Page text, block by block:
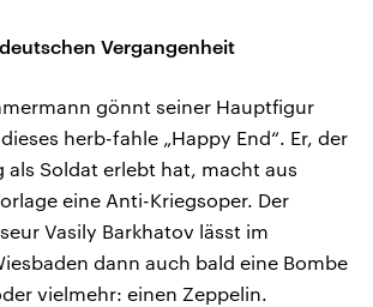
Vergangenheit
gönnt seiner Hauptfigur
herb-fahle „Happy End“. Er, der
als Soldat erlebt hat, macht aus
eine Anti-Kriegsoper. Der
Vasily Barkhatov lässt im
dann auch bald eine Bombe
vielmehr: einen Zeppelin.